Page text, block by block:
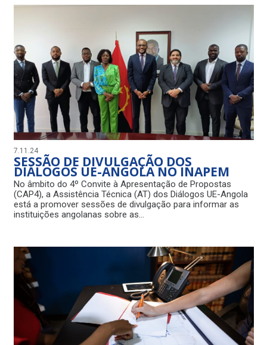
7.11.24
SESSÃO DE DIVULGAÇÃO DOS
DIÁLOGOS UE-ANGOLA NO INAPEM
No âmbito do 4º Convite à Apresentação de Propostas
(CAP4), a Assistência Técnica (AT) dos Diálogos UE-Angola
está a promover sessões de divulgação para informar as
instituições angolanas sobre as…